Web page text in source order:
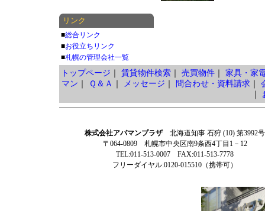
リンク
■総合リンク
■お役立ちリンク
■札幌の管理会社一覧
トップページ 賃貸物件検索｜ 売買物件｜ 家具・家
マン
Ｑ＆Ａ メッセージ 問合わせ・資料請求｜
株式会社アパマンプラザ北海道知事 石狩 (10) 第3992号
〒064-0809 札幌市中央区南9条西4丁目1－12
TEL:011-513-0007 FAX:011-513-7778
フリーダイヤル:0120-015510（携帯可）